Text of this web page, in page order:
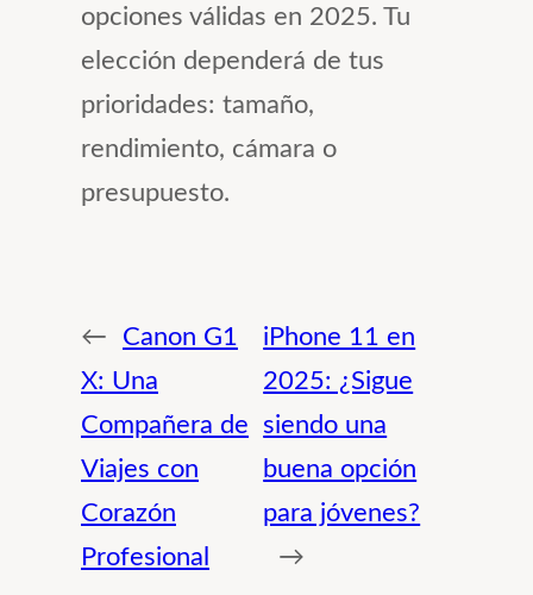
opciones válidas en 2025. Tu
elección dependerá de tus
prioridades: tamaño,
rendimiento, cámara o
presupuesto.
←
Canon G1
X: Una
Compañera de
Viajes con
Corazón
Profesional
iPhone 11 en
2025: ¿Sigue
siendo una
buena opción
para jóvenes?
→